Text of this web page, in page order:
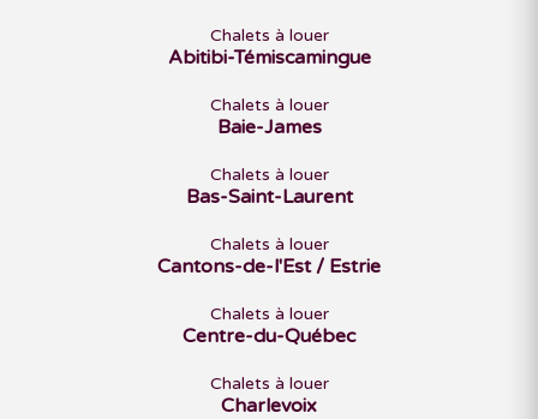
Chalets à louer
Abitibi-Témiscamingue
Chalets à louer
Baie-James
Chalets à louer
Bas-Saint-Laurent
Chalets à louer
Cantons-de-l'Est / Estrie
Chalets à louer
Centre-du-Québec
Chalets à louer
Charlevoix